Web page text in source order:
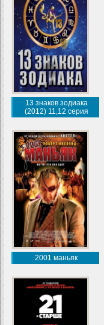
13 знаков зодиака
(2012) 11,12 серия
2001 маньяк